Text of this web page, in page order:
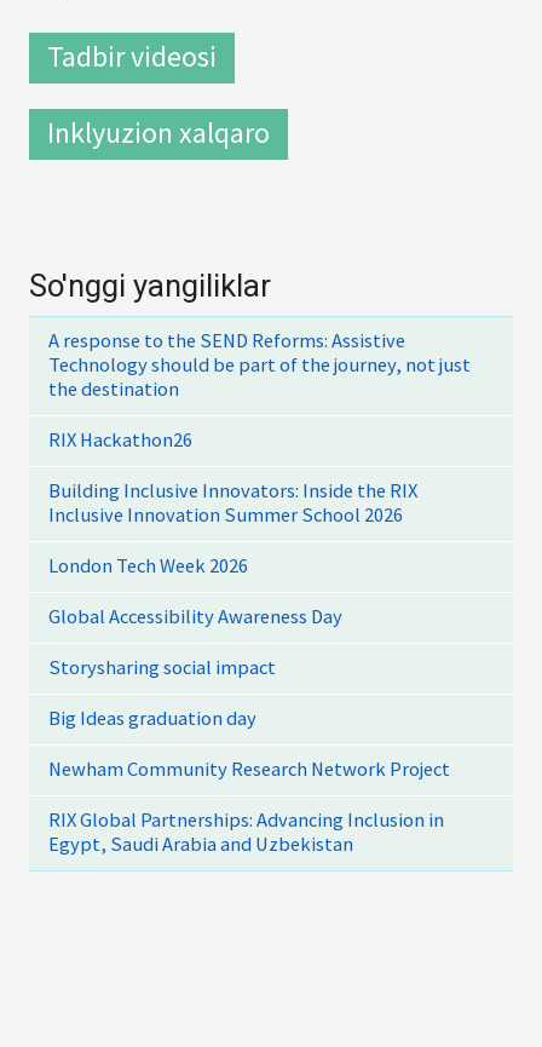
Tadbir videosi
Inklyuzion xalqaro
So'nggi yangiliklar
A response to the SEND Reforms: Assistive
Technology should be part of the journey, not just
the destination
RIX Hackathon26
Building Inclusive Innovators: Inside the RIX
Inclusive Innovation Summer School 2026
London Tech Week 2026
Global Accessibility Awareness Day
Storysharing social impact
Big Ideas graduation day
Newham Community Research Network Project
RIX Global Partnerships: Advancing Inclusion in
Egypt, Saudi Arabia and Uzbekistan